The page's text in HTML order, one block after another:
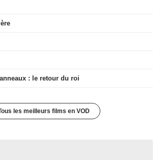
: le retour du roi
les meilleurs films en VOD